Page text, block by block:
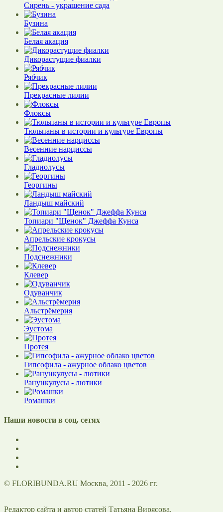
Сирень - украшение сада
Бузина
Белая акация
Дикорастущие фиалки
Рябчик
Прекрасные лилии
Флоксы
Тюльпаны в истории и культуре Европы
Весенние нарциссы
Гладиолусы
Георгины
Ландыш майский
Топиари "Щенок" Джеффа Кунса
Апрельские крокусы
Подснежники
Клевер
Одуванчик
Альстрёмерия
Эустома
Протея
Гипсофила - ажурное облако цветов
Ранункулусы - лютики
Ромашки
Наши новости в соц. сетях
© FLORIBUNDA.RU Москва, 2011 - 2026 гг.
Редактор сайта и автор статей Татьяна Вирясова.